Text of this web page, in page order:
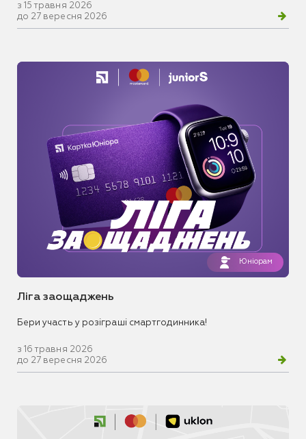
з 15 травня 2026
до 27 вересня 2026
Юніорам
Ліга заощаджень
Бери участь у розіграші смартгодинника!
з 16 травня 2026
до 27 вересня 2026